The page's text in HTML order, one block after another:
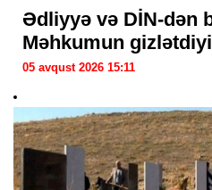
Ədliyyə və DİN-dən
Məhkumun gizlətdiyi
05 avqust 2026 15:11